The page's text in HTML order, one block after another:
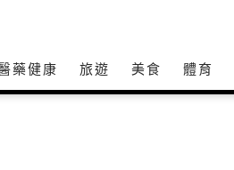
藥健康 旅遊 美食 體育